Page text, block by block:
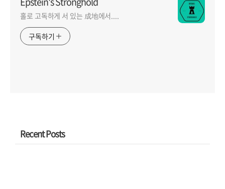
홀로 고독하게 서 있는 成地에서....
구독하기
Recent Posts